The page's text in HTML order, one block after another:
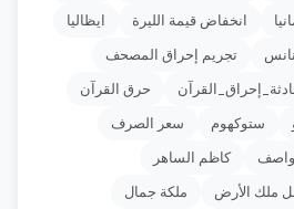
انخفاض قيمة الليرة ايظاليا
تجريم إحراق المصحف
حرق القرآن
ستوكهوم سعر الصرف
كاظم الساهر
ملك الأرض ملكة جمال